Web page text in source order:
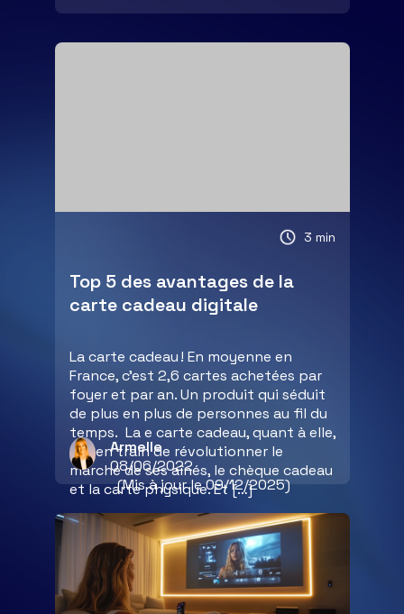
3 min
Top 5 des avantages de la
carte cadeau digitale
La carte cadeau ! En moyenne en
France, c’est 2,6 cartes achetées par
foyer et par an. Un produit qui séduit
de plus en plus de personnes au fil du
temps. La e carte cadeau, quant à elle,
est en train de révolutionner le
marché de ses aînés, le chèque cadeau
et la carte physique. Et […]
Lire la suite
Armelle
08/06/2022
(Mis à jour le 09/12/2025)